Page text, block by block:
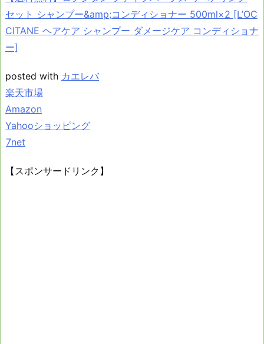
セット シャンプー&amp;コンディショナー 500ml×2 [L’OC
CITANE ヘアケア シャンプー ダメージケア コンディショナ
ー]
posted with カエレバ
楽天市場
Amazon
Yahooショッピング
7net
【スポンサードリンク】